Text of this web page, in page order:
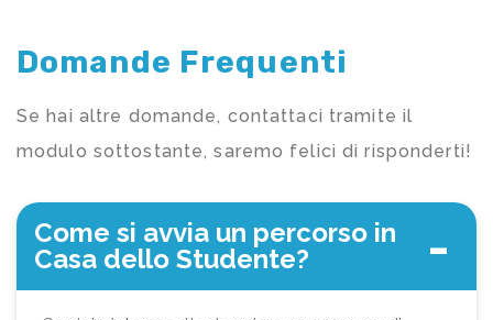
Domande Frequenti
Se hai altre domande, contattaci tramite il
modulo sottostante, saremo felici di risponderti!
Come si avvia un percorso in
Casa dello Studente?